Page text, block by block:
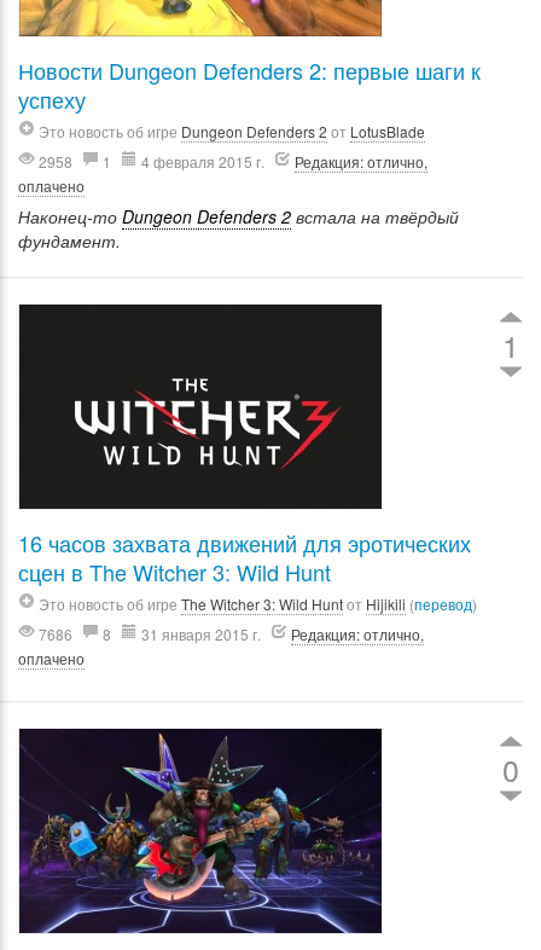
Новости Dungeon Defenders 2: первые шаги к
успеху
Это новость об игре Dungeon Defenders 2 от LotusBlade
2958
1 4 февраля 2015 г.
Редакция: отлично,
оплачено
Наконец-то Dungeon Defenders 2 встала на твёрдый
фундамент.
1
16 часов захвата движений для эротических
сцен в The Witcher 3: Wild Hunt
Это новость об игре The Witcher 3: Wild Huntот Hijikili (перевод)
7686
8 31 января 2015 г.
Редакция: отлично,
оплачено
0